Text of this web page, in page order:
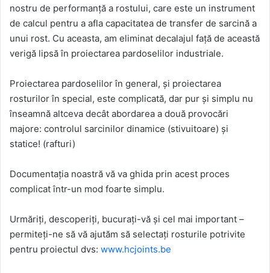
nostru de performanță a rostului, care este un instrument
de calcul pentru a afla capacitatea de transfer de sarcină a
unui rost. Cu aceasta, am eliminat decalajul față de această
verigă lipsă în proiectarea pardoselilor industriale.
Proiectarea pardoselilor în general, și proiectarea
rosturilor în special, este complicată, dar pur și simplu nu
înseamnă altceva decât abordarea a două provocări
majore: controlul sarcinilor dinamice (stivuitoare) și
statice! (rafturi)
Documentația noastră vă va ghida prin acest proces
complicat într-un mod foarte simplu.
Urmăriți, descoperiți, bucurați-vă și cel mai important –
permiteți-ne să vă ajutăm să selectați rosturile potrivite
pentru proiectul dvs: www.hcjoints.be